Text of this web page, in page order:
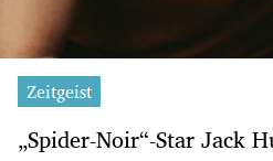
Zeitgeist
„Spider-Noir“-Star Jack